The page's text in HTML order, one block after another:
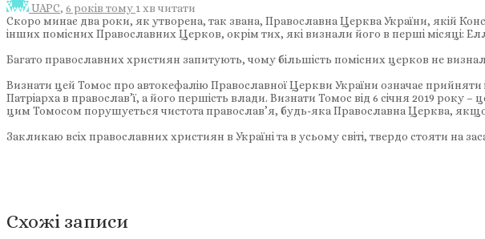
UAPC, 6 років тому 1 хв читати
Скоро минає два роки, як утворена, так звана, Православна Церква України, якій
інших помісних Православних Церков, окрім тих, які визнали його в перші місяці:
Багато православних християн запитують, чому більшість помісних церков не
Визнати цей Томос про автокефалію Православної Церкви України означає
Патріарха в православ’ї, а його першість влади. Визнати Томос від 6 січня 2019 року
цим Томосом порушується чистота православ’я, будь-яка Православна Церква,
Закликаю всіх православних християн в Україні та в усьому світі, твердо стояти на
Схожі записи